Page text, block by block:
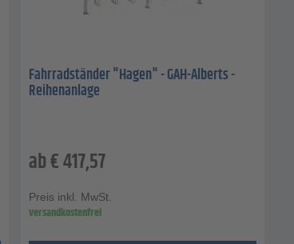
Fahrradständer "Hagen" - GAH-Alberts -
Reihenanlage
ab€417,57
Preis inkl. MwSt.
versandkostenfrei